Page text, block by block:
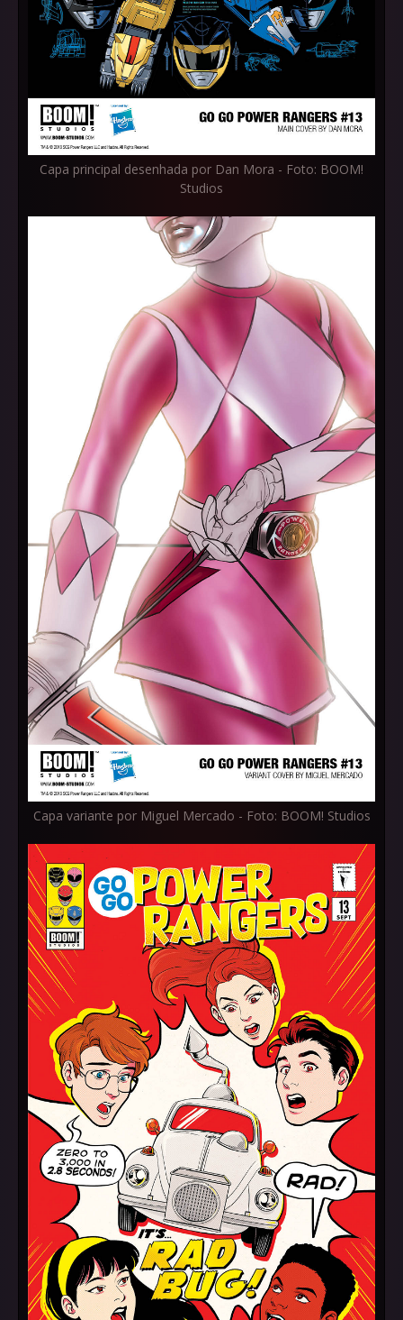
Capa principal desenhada por Dan Mora - Foto: BOOM!
Studios
Capa variante por Miguel Mercado - Foto: BOOM! Studios